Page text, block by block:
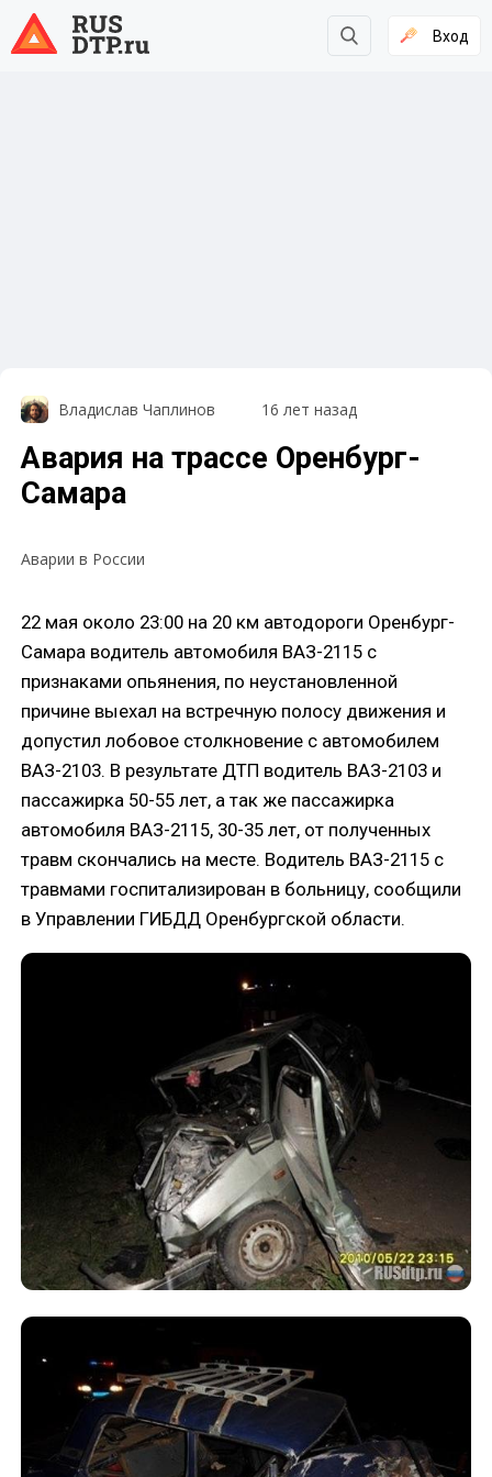
Вход
Владислав Чаплинов 16 лет назад
Авария на трассе Оренбург-
Самара
Аварии в России
22 мая около 23:00 на 20 км автодороги Оренбург-
Самара водитель автомобиля ВАЗ-2115 с
признаками опьянения, по неустановленной
причине выехал на встречную полосу движения и
допустил лобовое столкновение с автомобилем
ВАЗ-2103. В результате ДТП водитель ВАЗ-2103 и
пассажирка 50-55 лет, а так же пассажирка
автомобиля ВАЗ-2115, 30-35 лет, от полученных
травм скончались на месте. Водитель ВАЗ-2115 с
травмами госпитализирован в больницу, сообщили
в Управлении ГИБДД Оренбургской области.